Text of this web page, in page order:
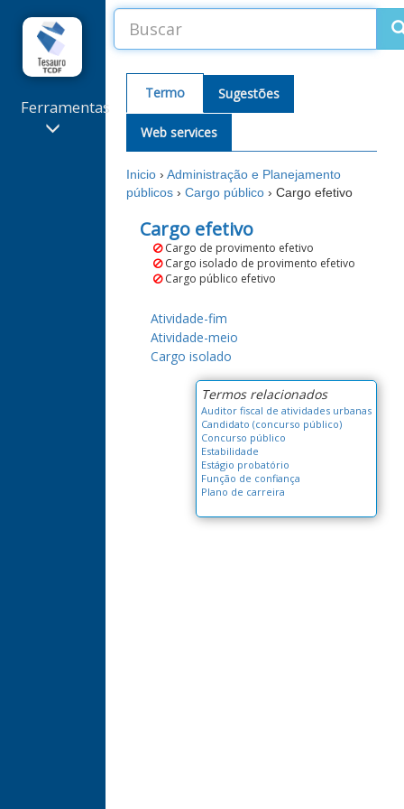
Ferramentas
Termo Sugestões
Web services
Inicio ›Administração e Planejamento
públicos ›Cargo público ›Cargo efetivo
Cargo efetivo
Cargo de provimento efetivo
Cargo isolado de provimento efetivo
Cargo público efetivo
Atividade-fim
Atividade-meio
Cargo isolado
Termos relacionados
Auditor fiscal de atividades urbanas
Candidato (concurso público)
Concurso público
Estabilidade
Estágio probatório
Função de confiança
Plano de carreira